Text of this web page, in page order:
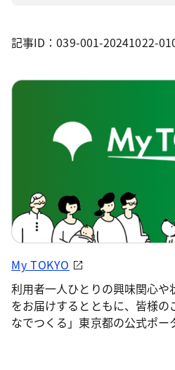
記事ID：039-001-20241022-
My TOKYO
利用者一人ひとりの興味関心や
をお届けするとともに、皆様
なでつくる」東京都の公式ポー